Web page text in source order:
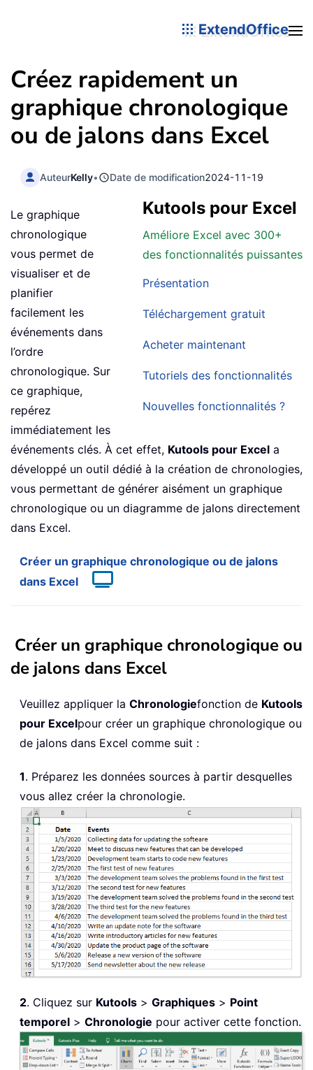
ExtendOffice
Créez rapidement un
graphique chronologique
ou de jalons dans Excel
AuteurKelly• Date de modification2024-11-19
Kutools pour Excel
Améliore Excel avec 300+
des fonctionnalités puissantes
Présentation
Téléchargement gratuit
Acheter maintenant
Tutoriels des fonctionnalités
Nouvelles fonctionnalités ?
Le graphique
chronologique
vous permet de
visualiser et de
planifier
facilement les
événements dans
l’ordre
chronologique. Sur
ce graphique,
repérez
immédiatement les
événements clés. À cet effet, Kutools pour Excel a
développé un outil dédié à la création de chronologies,
vous permettant de générer aisément un graphique
chronologique ou un diagramme de jalons directement
dans Excel.
Créer un graphique chronologique ou de jalons
dans Excel
Créer un graphique chronologique ou
de jalons dans Excel
Veuillez appliquer la Chronologiefonction de Kutools
pour Excelpour créer un graphique chronologique ou
de jalons dans Excel comme suit :
1. Préparez les données sources à partir desquelles
vous allez créer la chronologie.
2. Cliquez sur Kutools > Graphiques > Point
temporel > Chronologie pour activer cette fonction.